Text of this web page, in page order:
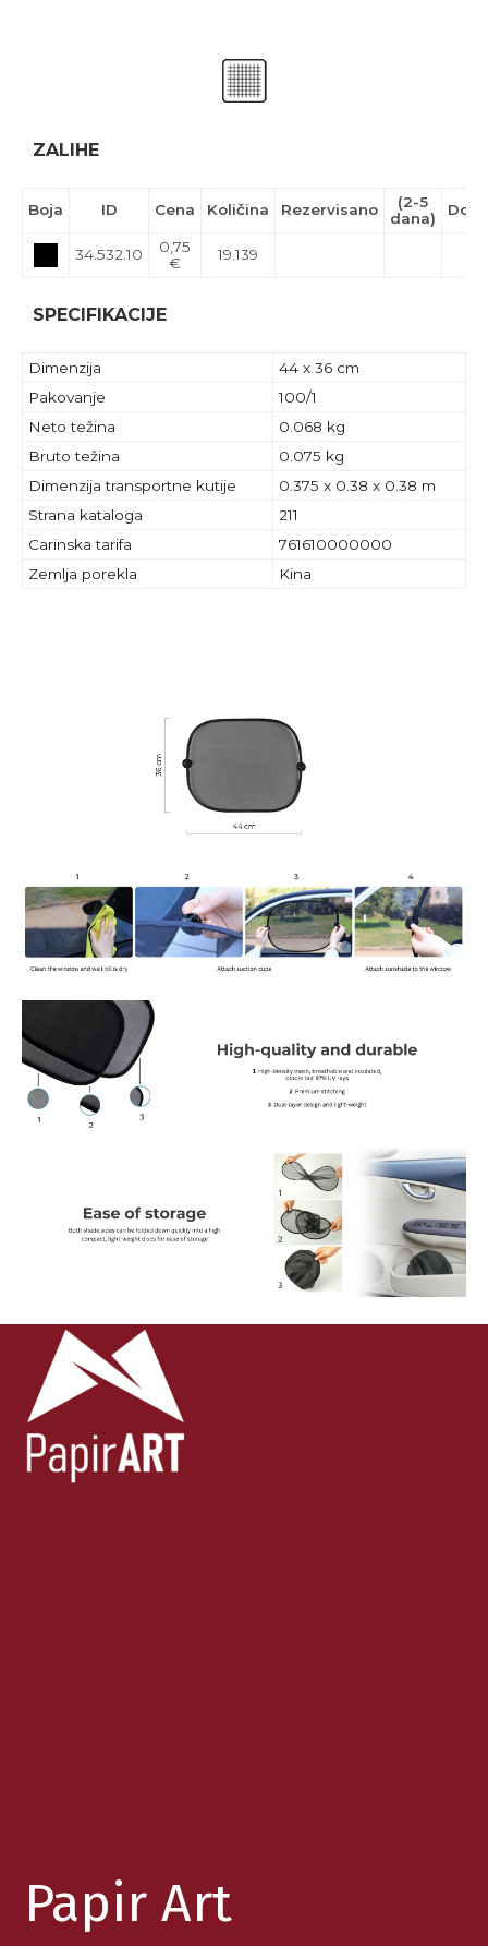
ZALIHE
Boja ID Cena Količina Rezervisano
(2-5
dana)
34.532.10
0,75
€
19.139
SPECIFIKACIJE
Dimenzija
44 x 36 cm
Pakovanje
100/1
Neto težina
0.068 kg
Bruto težina
0.075 kg
Dimenzija transportne kutije
0.375 x 0.38 x 0.38 m
Strana kataloga
211
Carinska tarifa
761610000000
Zemlja porekla
Kina
Papir Art